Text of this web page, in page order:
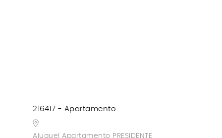
216417 - Apartamento
Aluguel Apartamento PRESIDENTE